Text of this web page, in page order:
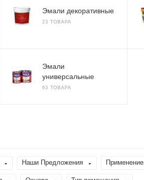
Эмали декоративные
23 ТОВАРА
Эмали
универсальные
63 ТОВАРА
Наши Предложения Применение